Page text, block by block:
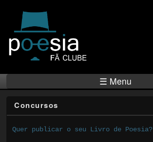
☰ Menu
Concursos
Quer publicar o seu Livro de Poesia?